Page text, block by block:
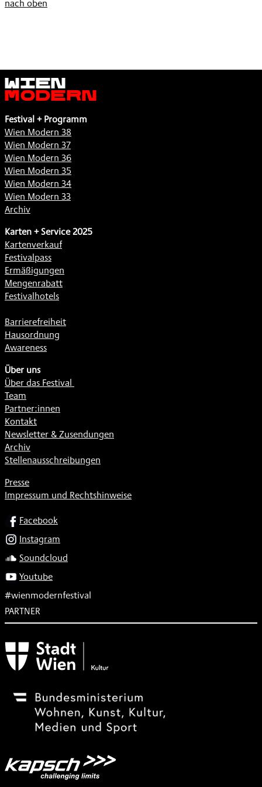
nach oben
Wien
Modern
Festival + Programm
Wien Modern 38
Wien Modern 37
Wien Modern 36
Wien Modern 35
Wien Modern 34
Wien Modern 33
Archiv
Karten + Service 2025
Kartenverkauf
Festivalpass
Ermäßigungen
Mengenrabatt
Festivalhotels
Barrierefreiheit
Hausordnung
Awareness
Über uns
Über das Festival
Team
Partner:innen
Kontakt
Newsletter & Zusendungen
Archiv
Stellenausschreibungen
Presse
Impressum und Rechtshinweise
SOCIALFacebook
Instagram
Soundcloud
Youtube
#wienmodernfestival
PARTNER
Subventionsgeber